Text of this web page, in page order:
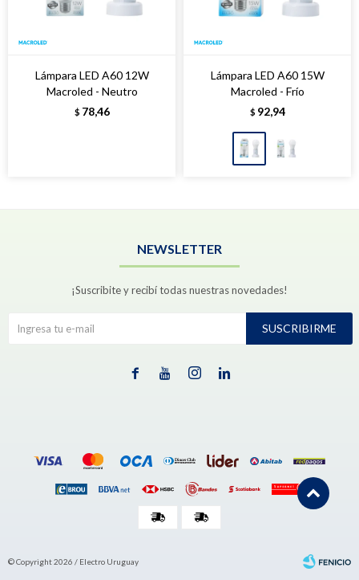
Lámpara LED A60 12W
Macroled - Neutro
$ 78,46
Lámpara LED A60 15W
Macroled - Frío
$ 92,94
NEWSLETTER
¡Suscribite y recibí todas nuestras novedades!
SUSCRIBIRME
   
© Copyright 2026 / Electro Uruguay